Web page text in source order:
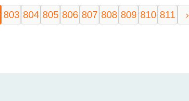
803 804 805 806 807 808 809 810 811
›